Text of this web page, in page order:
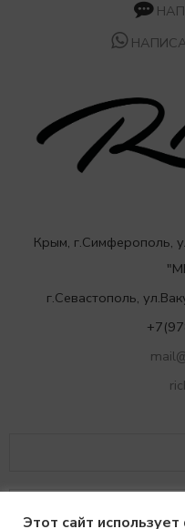
Крым, г.Симферополь,
г.Севастополь,
Этот сайт